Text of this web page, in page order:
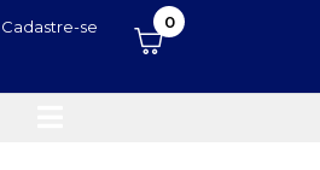
Cadastre-se 0